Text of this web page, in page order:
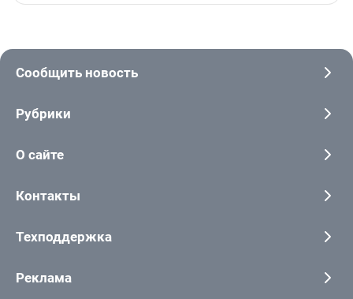
Сообщить новость
Рубрики
О сайте
Контакты
Техподдержка
Реклама